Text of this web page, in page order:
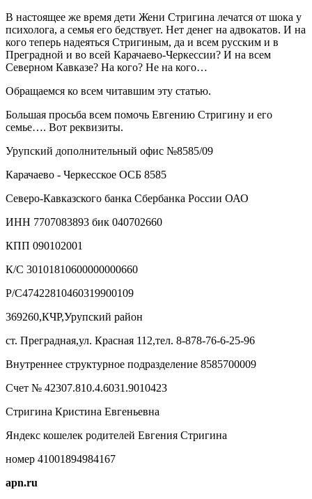
В настоящее же время дети Жени Стригина лечатся от шока у
психолога, а семья его бедствует. Нет денег на адвокатов. И на
кого теперь надеяться Стригиным, да и всем русским и в
Преградной и во всей Карачаево-Черкессии? И на всем
Северном Кавказе? На кого? Не на кого…
Обращаемся ко всем читавшим эту статью.
Большая просьба всем помочь Евгению Стригину и его
семье…. Вот реквизиты.
Урупский дополнительный офис №8585/09
Карачаево - Черкесское ОСБ 8585
Северо-Кавказского банка Сбербанка России ОАО
ИНН 7707083893 бик 040702660
КПП 090102001
К/С 30101810600000000660
Р/С47422810460319900109
369260,КЧР,Урупский район
ст. Преградная,ул. Красная 112,тел. 8-878-76-6-25-96
Внутреннее структурное подразделение 8585700009
Счет № 42307.810.4.6031.9010423
Стригина Кристина Евгеньевна
Яндекс кошелек родителей Евгения Стригина
номер 41001894984167
apn.ru